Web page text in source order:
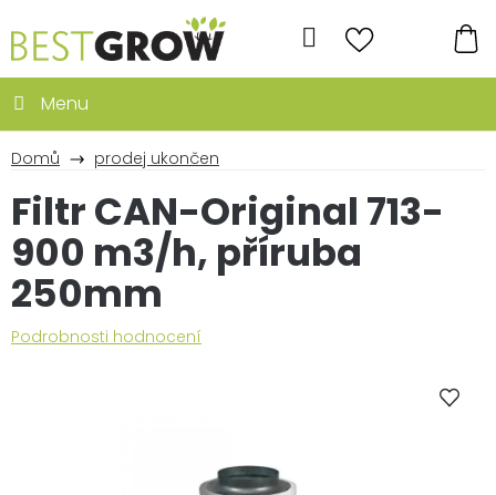
na
obsah
Hledat
Domů prodej ukončen
Filtr CAN-Original 713-
900 m3/h, příruba
250mm
Průměrné
Podrobnosti hodnocení